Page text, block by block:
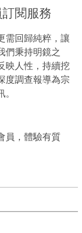
閱服務
需回歸純粹，讓
們秉持明鏡之
映人性，持續挖
度調查報導為宗
員，體驗有質